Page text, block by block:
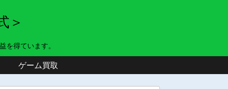
＞
を得ています。
ゲーム買取